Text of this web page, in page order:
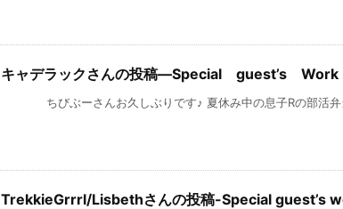
キャデラックさんの投稿—Special guest’s Work
ちびぶーさんお久しぶりです♪ 夏休み中の息子Rの部活弁
TrekkieGrrrl/Lisbethさんの投稿-Special guest’s